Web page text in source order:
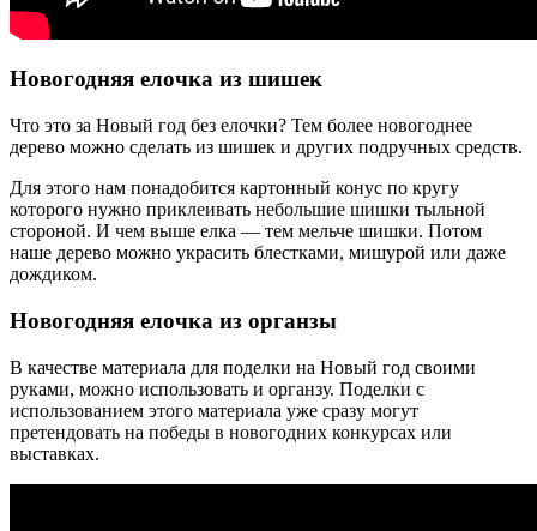
Новогодняя елочка из шишек
Что это за Новый год без елочки? Тем более новогоднее
дерево можно сделать из шишек и других подручных средств.
Для этого нам понадобится картонный конус по кругу
которого нужно приклеивать небольшие шишки тыльной
стороной. И чем выше елка — тем мельче шишки. Потом
наше дерево можно украсить блестками, мишурой или даже
дождиком.
Новогодняя елочка из органзы
В качестве материала для поделки на Новый год своими
руками, можно использовать и органзу. Поделки с
использованием этого материала уже сразу могут
претендовать на победы в новогодних конкурсах или
выставках.